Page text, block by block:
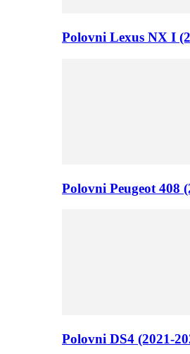
Polovni Lexus NX I
Polovni Peugeot 408
Polovni DS4 (2021-